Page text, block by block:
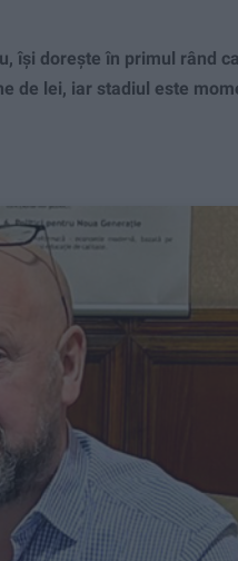
își dorește în primul rând
de lei, iar stadiul este